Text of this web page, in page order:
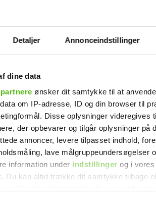
Detaljer Annonceindstillinger
dine data
ønsker dit samtykke til at
om IP-adresse, ID og din browser til
Disse oplysninger videregives
der opbevarer og tilgår oplysninger på
annoncer, levere tilpasset indhold,
lave målgruppeundersøgelser
information under indstillinger og i vores
Du kan altid trække dit samtykke tilbage
var single og drømte om et barn
sin måde at date på